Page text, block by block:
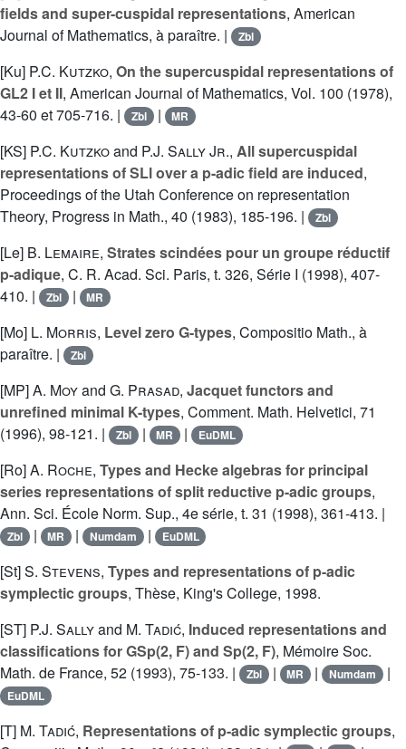
fields and super-cuspidal representations, American
Journal of Mathematics, à paraître. |
Zbl
[Ku] P.C. Kutzko, On the supercuspidal representations of
GL2 I et II, American Journal of Mathematics, Vol. 100 (1978),
43-60 et 705-716. |
Zbl | MR
[KS] P.C. Kutzkoand P.J. Sally Jr., All supercuspidal
representations of SLl over a p-adic field are induced,
Proceedings of the Utah Conference on representation
Theory, Progress in Math., 40 (1983), 185-196. |
Zbl
[Le] B. Lemaire, Strates scindées pour un groupe réductif
p-adique, C. R. Acad. Sci. Paris, t. 326, Série I (1998), 407-
410. |
Zbl | MR
[Mo] L. Morris, Level zero G-types, Compositio Math., à
paraître. |
Zbl
[MP]A. Moyand G. Prasad, Jacquet functors and
unrefined minimal K-types, Comment. Math. Helvetici, 71
(1996), 98-121. |
Zbl | MR | EuDML
[Ro]A. Roche, Types and Hecke algebras for principal
series representations of split reductive p-adic groups,
Ann. Sci. École Norm. Sup., 4e série, t. 31 (1998), 361-413. |
Zbl | MR | Numdam | EuDML
[St]S. Stevens, Types and representations of p-adic
symplectic groups, Thèse, King's College, 1998.
[ST] P.J. Sallyand M. Tadić, Induced representations and
classifications for GSp(2, F) and Sp(2, F), Mémoire Soc.
Math. de France, 52 (1993), 75-133. |
Zbl | MR | Numdam |
EuDML
[T] M. Tadić, Representations of p-adic symplectic groups,